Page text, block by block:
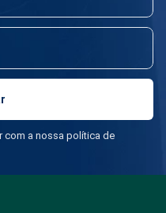
com a nossa política de